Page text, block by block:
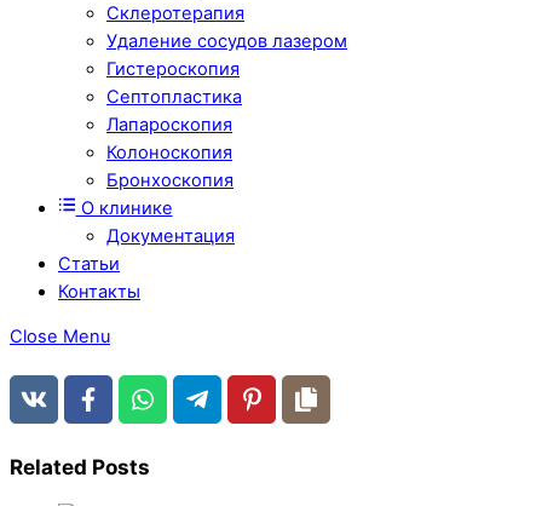
Склеротерапия
Удаление сосудов лазером
Гистероскопия
Септопластика
Лапароскопия
Колоноскопия
Бронхоскопия
О клинике
Документация
Статьи
Контакты
Close Menu
Related Posts